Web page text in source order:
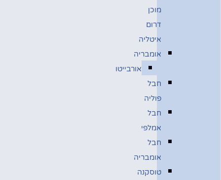
מוכן
דרום
איטליה
אומבריה
אורבייטו
חבל
פוליה
חבל
אמלפי
חבל
אומבריה
טוסקנה